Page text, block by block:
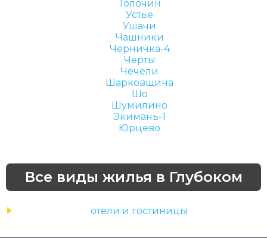
Толочин
Устье
Ушачи
Чашники
Черничка-4
Черты
Чечели
Шарковщина
Шо
Шумилино
Экимань-1
Юрцево
Все виды жилья в Глубоком
отели и гостиницы